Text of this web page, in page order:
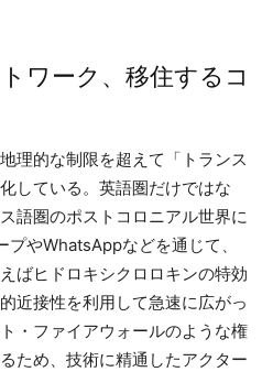
ワーク、移住するコ
理的な制限を超えて「トランス
している。英語圏だけではな
語圏のポストコロニアル世界に
やWhatsAppなどを通じて、
ヒドロキシクロロキンの特効
接性を利用して急速に広がっ
・ファイアウォールのような権
ため、技術に精通したアクター